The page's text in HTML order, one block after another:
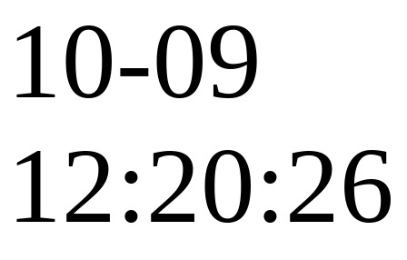
10-09
12:20:26